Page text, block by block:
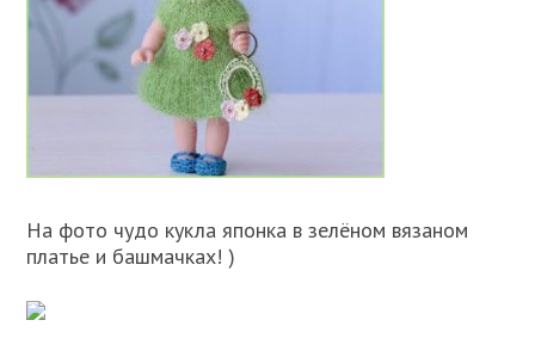
На фото чудо кукла японка в зелёном вязаном
платье и башмачках! )